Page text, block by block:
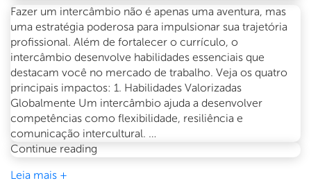
Fazer um intercâmbio não é apenas uma aventura, mas
uma estratégia poderosa para impulsionar sua trajetória
profissional. Além de fortalecer o currículo, o
intercâmbio desenvolve habilidades essenciais que
destacam você no mercado de trabalho. Veja os quatro
principais impactos: 1. Habilidades Valorizadas
Globalmente Um intercâmbio ajuda a desenvolver
competências como flexibilidade, resiliência e
comunicação intercultural. …
Continue reading
Leia mais +